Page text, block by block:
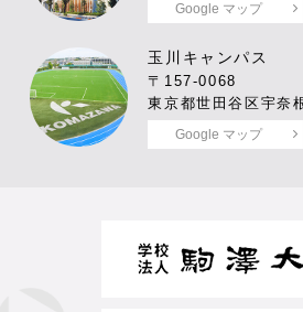
Google マップ
玉川キャンパス
〒157-0068
東京都世田谷区宇奈
Google マップ